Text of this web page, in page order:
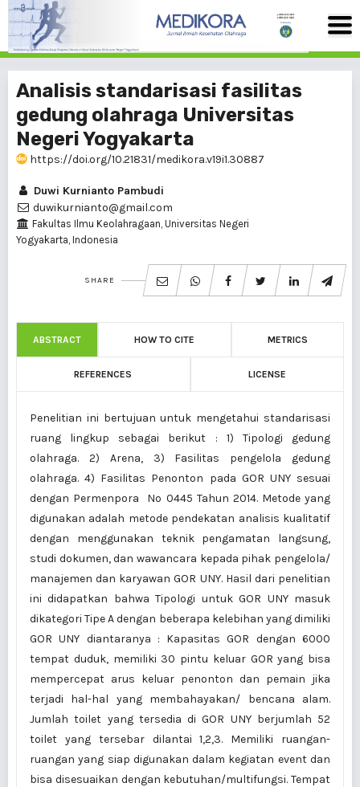
Analisis standarisasi fasilitas
gedung olahraga Universitas
Negeri Yogyakarta
https://doi.org/10.21831/medikora.v19i1.30887
Duwi Kurnianto Pambudi
duwikurnianto@gmail.com
Fakultas Ilmu Keolahragaan, Universitas Negeri
Yogyakarta, Indonesia
SHARE
ABSTRACT HOW TO CITE METRICS
REFERENCES LICENSE
Penelitian ini bertujuan untuk mengetahui standarisasi
ruang lingkup sebagai berikut : 1) Tipologi gedung
olahraga. 2) Arena, 3) Fasilitas pengelola gedung
olahraga. 4) Fasilitas Penonton pada GOR UNY sesuai
dengan Permenpora No 0445 Tahun 2014. Metode yang
digunakan adalah metode pendekatan analisis kualitatif
dengan menggunakan teknik pengamatan langsung,
studi dokumen, dan wawancara kepada pihak pengelola/
manajemen dan karyawan GOR UNY. Hasil dari penelitian
ini didapatkan bahwa Tipologi untuk GOR UNY masuk
dikategori Tipe A dengan beberapa kelebihan yang dimiliki
GOR UNY diantaranya : Kapasitas GOR dengan 6000
tempat duduk, memiliki 30 pintu keluar GOR yang bisa
mempercepat arus keluar penonton dan pemain jika
terjadi hal-hal yang membahayakan/ bencana alam.
Jumlah toilet yang tersedia di GOR UNY berjumlah 52
toilet yang tersebar dilantai 1,2,3. Memiliki ruangan-
ruangan yang siap digunakan dalam kegiatan event dan
bisa disesuaikan dengan kebutuhan/multifungsi. Tempat